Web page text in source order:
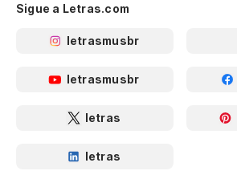
Sigue a Letras.com
letrasmusbr
letrasmusbr
letras
letras